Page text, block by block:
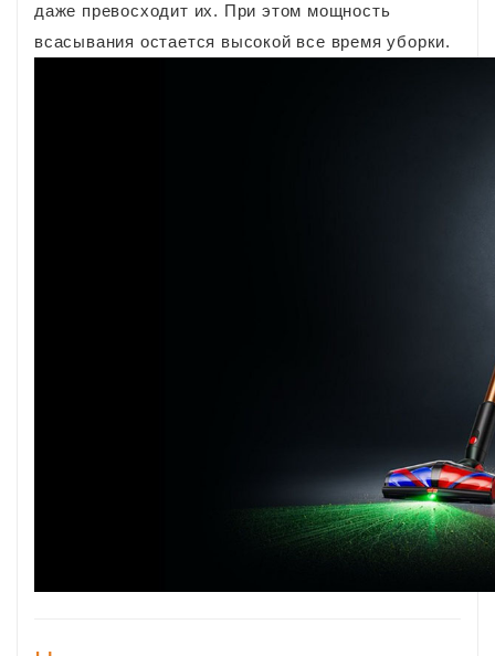
даже превосходит их. При этом мощность
всасывания остается высокой все время уборки.